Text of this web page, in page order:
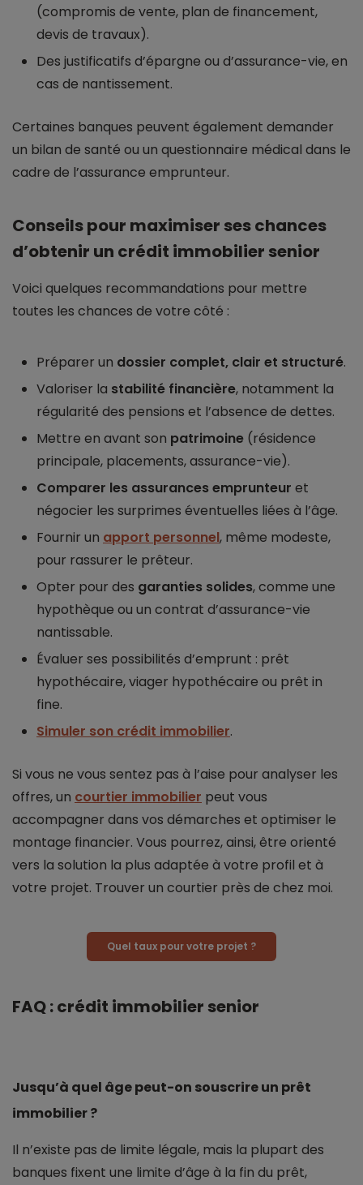
(compromis de vente, plan de financement,
devis de travaux).
Des justificatifs d’épargne ou d’assurance-vie, en
cas de nantissement.
Certaines banques peuvent également demander
un bilan de santé ou un questionnaire médical dans le
cadre de l’assurance emprunteur.
Conseils pour maximiser ses chances
d’obtenir un crédit immobilier senior
Voici quelques recommandations pour mettre
toutes les chances de votre côté :
Préparer un dossier complet, clair et structuré.
Valoriser la stabilité financière, notamment la
régularité des pensions et l’absence de dettes.
Mettre en avant son patrimoine (résidence
principale, placements, assurance-vie).
Comparer les assurances emprunteur et
négocier les surprimes éventuelles liées à l’âge.
Fournir un apport personnel, même modeste,
pour rassurer le prêteur.
Opter pour des garanties solides, comme une
hypothèque ou un contrat d’assurance-vie
nantissable.
Évaluer ses possibilités d’emprunt : prêt
hypothécaire, viager hypothécaire ou prêt in
fine.
Simuler son crédit immobilier.
Si vous ne vous sentez pas à l’aise pour analyser les
offres, un courtier immobilier peut vous
accompagner dans vos démarches et optimiser le
montage financier. Vous pourrez, ainsi, être orienté
vers la solution la plus adaptée à votre profil et à
votre projet. Trouver un courtier près de chez moi.
Quel taux pour votre projet ?
FAQ : crédit immobilier senior
Jusqu’à quel âge peut-on souscrire un prêt
immobilier ?
Il n’existe pas de limite légale, mais la plupart des
banques fixent une limite d’âge à la fin du prêt,